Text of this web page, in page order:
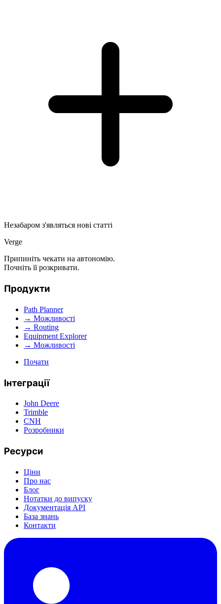
Незабаром з'являться нові статті
Verge
Припиніть чекати на автономію.
Почніть її розкривати.
Продукти
Path Planner
→ Можливості
→ Routing
Equipment Explorer
→ Можливості
Почати
Інтеграції
John Deere
Trimble
CNH
Розробники
Ресурси
Ціни
Про нас
Блог
Нотатки до випуску
Документація API
База знань
Контакти